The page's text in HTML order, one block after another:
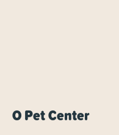
O Pet Center